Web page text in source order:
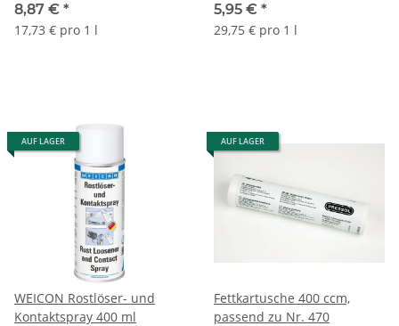
8,87 € *
17,73 € pro 1 l
5,95 € *
29,75 € pro 1 l
AUF LAGER
WEICON Rostlöser- und
Kontaktspray 400 ml
AUF LAGER
Fettkartusche 400 ccm,
passend zu Nr. 470